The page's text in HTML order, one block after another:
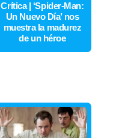
Crítica | ‘Spider-Man:
Un Nuevo Día’ nos
muestra la madurez
de un héroe